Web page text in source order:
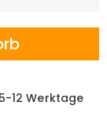
5-12 Werktage